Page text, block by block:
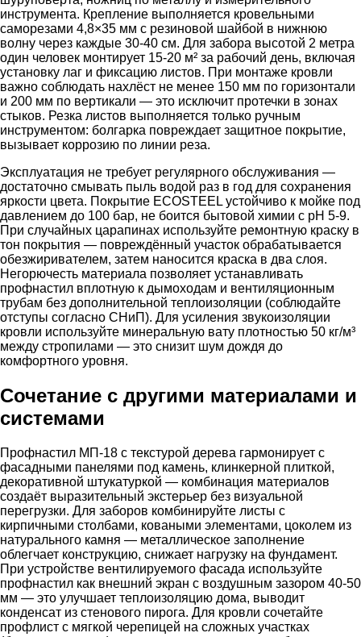
инструмента. Крепление выполняется кровельными
саморезами 4,8×35 мм с резиновой шайбой в нижнюю
волну через каждые 30-40 см. Для забора высотой 2 метра
один человек монтирует 15-20 м² за рабочий день, включая
установку лаг и фиксацию листов. При монтаже кровли
важно соблюдать нахлёст не менее 150 мм по горизонтали
и 200 мм по вертикали — это исключит протечки в зонах
стыков. Резка листов выполняется только ручным
инструментом: болгарка повреждает защитное покрытие,
вызывает коррозию по линии реза.
Эксплуатация не требует регулярного обслуживания —
достаточно смывать пыль водой раз в год для сохранения
яркости цвета. Покрытие ECOSTEEL устойчиво к мойке под
давлением до 100 бар, не боится бытовой химии с pH 5-9.
При случайных царапинах используйте ремонтную краску в
тон покрытия — повреждённый участок обрабатывается
обезжиривателем, затем наносится краска в два слоя.
Негорючесть материала позволяет устанавливать
профнастил вплотную к дымоходам и вентиляционным
трубам без дополнительной теплоизоляции (соблюдайте
отступы согласно СНиП). Для усиления звукоизоляции
кровли используйте минеральную вату плотностью 50 кг/м³
между стропилами — это снизит шум дождя до
комфортного уровня.
Сочетание с другими материалами и
системами
Профнастил МП-18 с текстурой дерева гармонирует с
фасадными панелями под камень, клинкерной плиткой,
декоративной штукатуркой — комбинация материалов
создаёт выразительный экстерьер без визуальной
перегрузки. Для заборов комбинируйте листы с
кирпичными столбами, коваными элементами, цоколем из
натурального камня — металлическое заполнение
облегчает конструкцию, снижает нагрузку на фундамент.
При устройстве вентилируемого фасада используйте
профнастил как внешний экран с воздушным зазором 40-50
мм — это улучшает теплоизоляцию дома, выводит
конденсат из стенового пирога. Для кровли сочетайте
профлист с мягкой черепицей на сложных участках